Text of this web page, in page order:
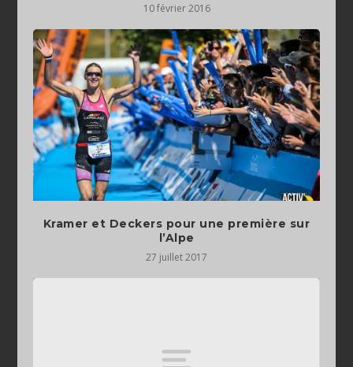
10 février 2016
Kramer et Deckers pour une première sur
l’Alpe
27 juillet 2017